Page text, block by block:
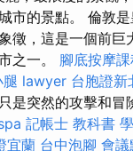
市的景點。 倫敦
徵，這是一個前巨
之一。 腳底按摩課
lawyer 台胞證新
是突然的攻擊和冒
記帳士 教科書
宜蘭 台中泡腳 會議